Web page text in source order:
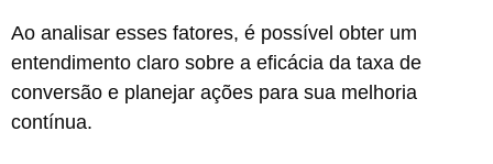
Ao analisar esses fatores, é possível obter um
entendimento claro sobre a eficácia da taxa de
conversão e planejar ações para sua melhoria
contínua.